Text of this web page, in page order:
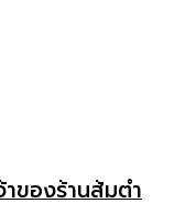
ของร้านส้มตำ